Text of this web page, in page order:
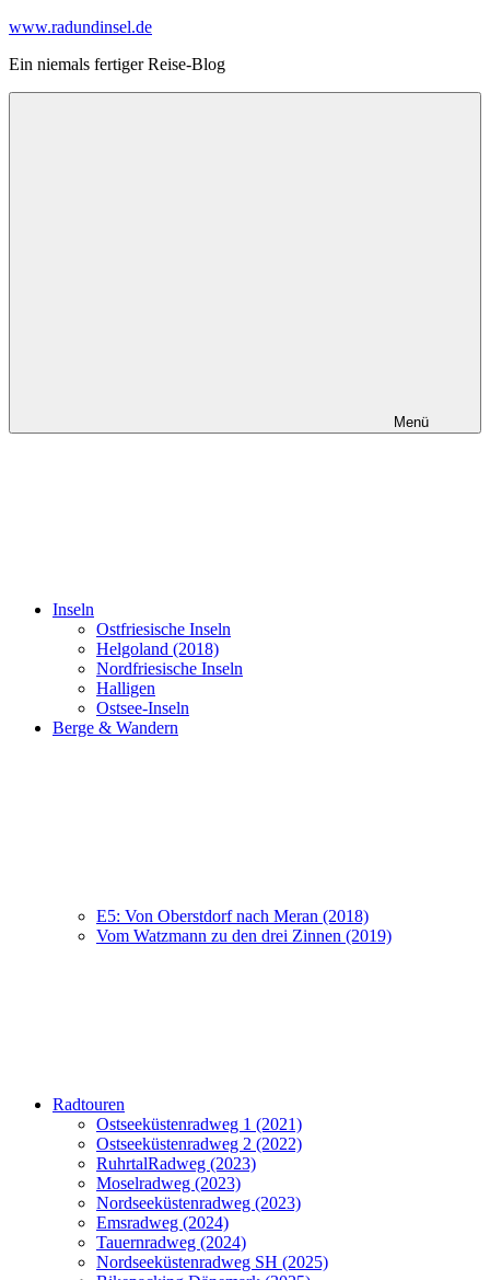
Zum
springen
www.radundinsel.de
Ein niemals fertiger Reise-Blog
Menü
Inseln
Ostfriesische Inseln
Helgoland (2018)
Nordfriesische Inseln
Halligen
Ostsee-Inseln
Berge & Wandern
E5: Von Oberstdorf nach Meran (2018)
Vom Watzmann zu den drei Zinnen (2019)
Radtouren
Ostseeküstenradweg 1 (2021)
Ostseeküstenradweg 2 (2022)
RuhrtalRadweg (2023)
Moselradweg (2023)
Nordseeküstenradweg (2023)
Emsradweg (2024)
Tauernradweg (2024)
Nordseeküstenradweg SH (2025)